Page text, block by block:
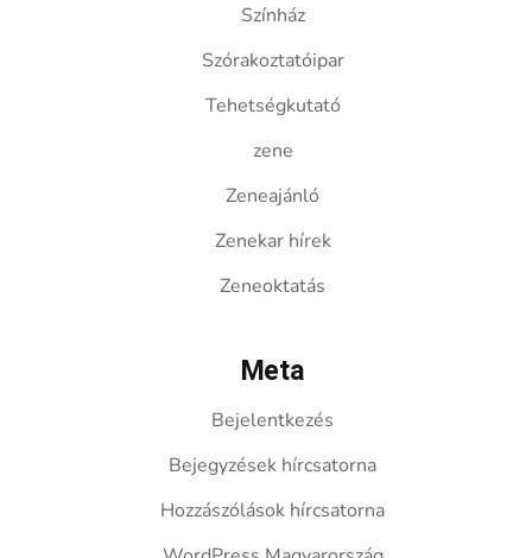
Színház
Szórakoztatóipar
Tehetségkutató
zene
Zeneajánló
Zenekar hírek
Zeneoktatás
Meta
Bejelentkezés
Bejegyzések hírcsatorna
Hozzászólások hírcsatorna